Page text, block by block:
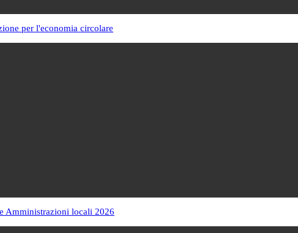
per l'economia circolare
Amministrazioni locali 2026